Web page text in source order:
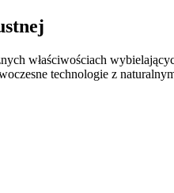
właściwościach
technologie z